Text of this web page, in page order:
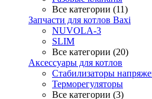
Все категории (11)
Запчасти для котлов Baxi
NUVOLA-3
SLIM
Все категории (20)
Аксессуары для котлов
Стабилизаторы
Терморегуляторы
Все категории (3)